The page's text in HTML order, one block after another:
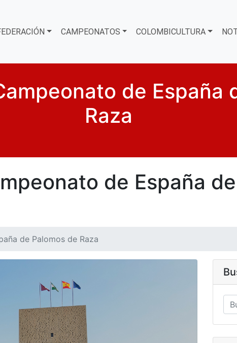
CAMPEONATOS COLOMBICULTURA
de España
Raza
de España
de Palomos de Raza